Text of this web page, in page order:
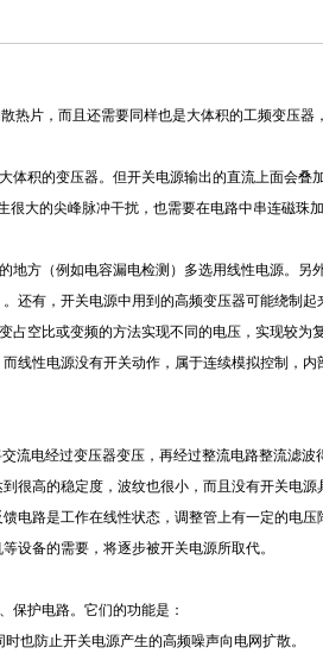
热片，而且还需要同样也是大体积的工频变压器
体积的变压器。但开关电源输出的直流上面会叠
很大的尖峰脉冲干扰，也需要在电路中串连磁珠
地方（例如电容漏电检测）多选用线性电源。另
还有，开关电源中用到的高频变压器可能绕制起
空比或变频的方法实现不同的电压，实现较为
线性电源没有开关动作，属于连续模拟控制，内
流电经过变压器变压，再经过整流电路整流滤波
很高的稳定度，波纹也很小，而且没有开关电源
电路是工作在线性状态，调整管上有一定的电压
设备的需要，将逐步被开关电源所取代。
保护电路。它们的功能是：
也防止开关电源产生的高频噪声向电网扩散。